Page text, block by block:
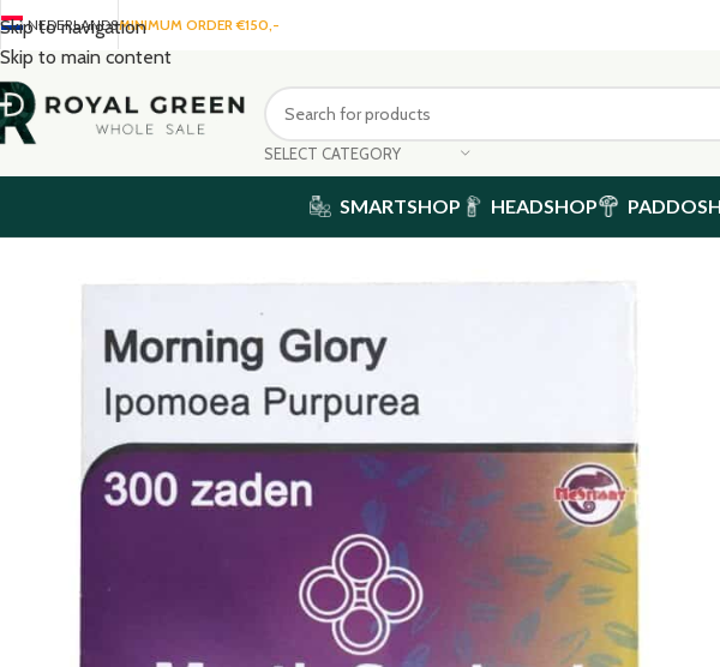
Skip to navigation
Skip to main content
NEDERLANDSMINIMUM ORDER €150,-
SELECT CATEGORY
SMARTSHOP HEADSHOP